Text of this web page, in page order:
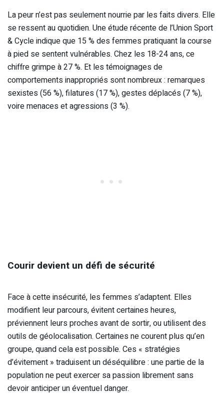
La peur n’est pas seulement nourrie par les faits divers. Elle
se ressent au quotidien. Une étude récente de l’Union Sport
& Cycle indique que 15 % des femmes pratiquant la course
à pied se sentent vulnérables. Chez les 18-24 ans, ce
chiffre grimpe à 27 %. Et les témoignages de
comportements inappropriés sont nombreux : remarques
sexistes (56 %), filatures (17 %), gestes déplacés (7 %),
voire menaces et agressions (3 %).
Courir devient un défi de sécurité
Face à cette insécurité, les femmes s’adaptent. Elles
modifient leur parcours, évitent certaines heures,
préviennent leurs proches avant de sortir, ou utilisent des
outils de géolocalisation. Certaines ne courent plus qu’en
groupe, quand cela est possible. Ces « stratégies
d’évitement » traduisent un déséquilibre : une partie de la
population ne peut exercer sa passion librement sans
devoir anticiper un éventuel danger.